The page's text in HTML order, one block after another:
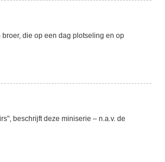
die op een dag plotseling en op
beschrijft deze miniserie – n.a.v. de